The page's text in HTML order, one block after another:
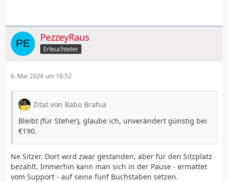
PezzeyRaus
Erleuchteter
6. Mai 2026 um 16:52
Zitat von Babo Brahia
Bleibt (für Steher), glaube ich, unverändert günstig bei
€190.
Ne Sitzer. Dort wird zwar gestanden, aber für den Sitzplatz
bezahlt. Immerhin kann man sich in der Pause - ermattet
vom Support - auf seine fünf Buchstaben setzen.